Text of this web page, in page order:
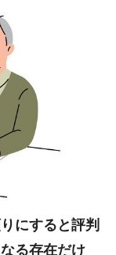
にすると評判
る存在だけ